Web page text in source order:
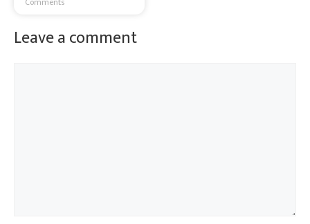
Leave a comment